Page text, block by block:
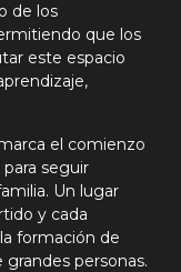
de los
que los
este espacio
el comienzo
seguir
Un lugar
y cada
formación de
personas.